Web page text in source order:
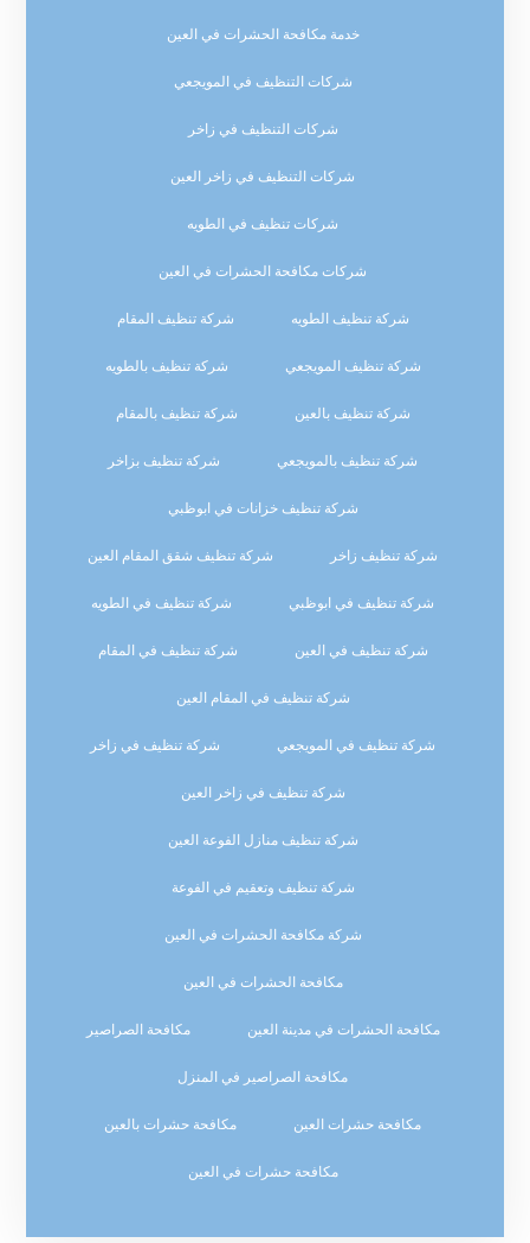
خدمة مكافحة الحشرات في العين
شركات التنظيف في المويجعي
شركات التنظيف في زاخر
شركات التنظيف في زاخر العين
شركات تنظيف في الطويه
شركات مكافحة الحشرات في العين
شركة تنظيف الطويه شركة تنظيف المقام
شركة تنظيف المويجعي شركة تنظيف بالطويه
شركة تنظيف بالعين شركة تنظيف بالمقام
شركة تنظيف بالمويجعي شركة تنظيف بزاخر
شركة تنظيف خزانات في ابوظبي
شركة تنظيف زاخر شركة تنظيف شقق المقام العين
شركة تنظيف في ابوظبي شركة تنظيف في الطويه
شركة تنظيف في العين شركة تنظيف في المقام
شركة تنظيف في المقام العين
شركة تنظيف في المويجعي شركة تنظيف في زاخر
شركة تنظيف في زاخر العين
شركة تنظيف منازل الفوعة العين
شركة تنظيف وتعقيم في الفوعة
شركة مكافحة الحشرات في العين
مكافحة الحشرات في العين
مكافحة الحشرات في مدينة العين مكافحة الصراصير
مكافحة الصراصير في المنزل
مكافحة حشرات العين مكافحة حشرات بالعين
مكافحة حشرات في العين